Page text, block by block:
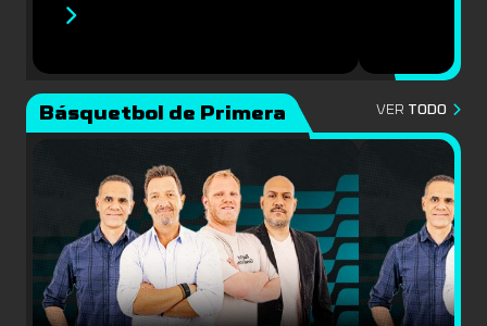
Básquetbol de Primera VER TODO